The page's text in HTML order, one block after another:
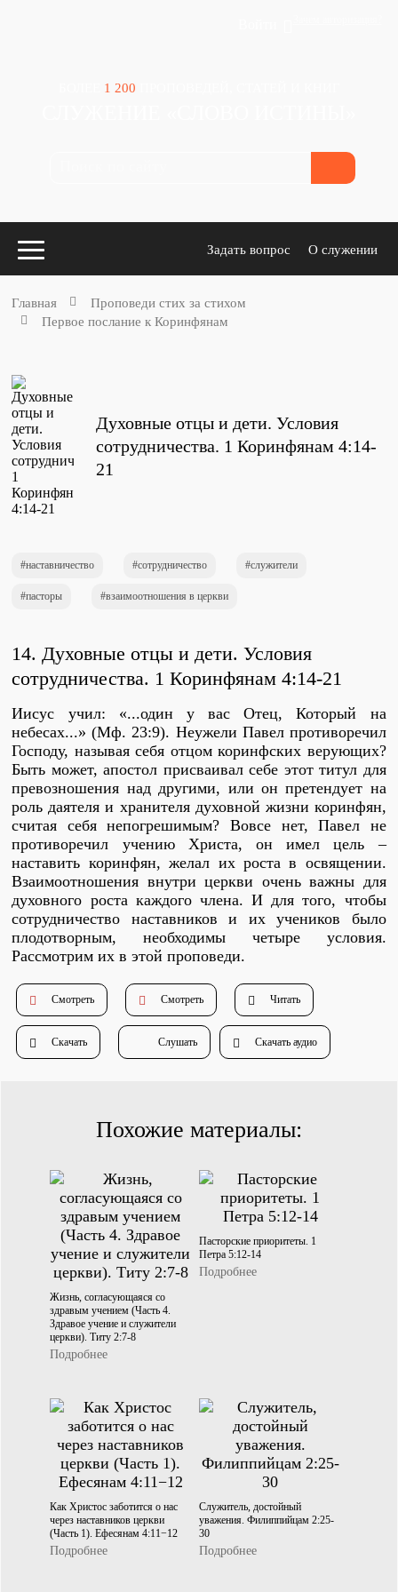
1 200
Задать вопрос О служении
Конспекты
стих за стихом
Актуальные конспекты проповедей
Библейская школа.
Богословие
Библейская школа.
Душепопечение
Служение «Слово Истины»
Служение «Слово Истины»
Главная
Проповеди стих за стихом
Первое послание к Коринфянам
Духовные отцы и дети. Условия
сотрудничества. 1 Коринфянам 4:14-
21
наставничество сотрудничество служители
пасторы взаимоотношения в церкви
14. Духовные отцы и дети. Условия
сотрудничества. 1 Коринфянам 4:14-21
Иисус учил: «...один у вас Отец, Который на
небесах...» (Мф. 23:9). Неужели Павел противоречил
Господу, называя себя отцом коринфских верующих?
Быть может, апостол присваивал себе этот титул для
превозношения над другими, или он претендует на
роль даятеля и хранителя духовной жизни коринфян,
считая себя непогрешимым? Вовсе нет, Павел не
противоречил учению Христа, он имел цель –
наставить коринфян, желал их роста в освящении.
Взаимоотношения внутри церкви очень важны для
духовного роста каждого члена. И для того, чтобы
сотрудничество наставников и их учеников было
плодотворным, необходимы четыре условия.
Рассмотрим их в этой проповеди.
Смотреть Смотреть Читать
Скачать Слушать Скачать аудио
Похожие материалы:
Жизнь, согласующаяся со
здравым учением (Часть 4.
Здравое учение и служители
церкви). Титу 2:7-8
Подробнее
Пасторские приоритеты. 1
Петра 5:12-14
Подробнее
Как Христос заботится о нас
через наставников церкви
(Часть 1). Ефесянам 4:11−12
Подробнее
Служитель, достойный
уважения. Филиппийцам 2:25-
30
Подробнее